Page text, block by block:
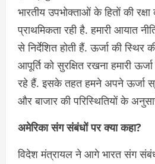
भारतीय उपभोक्ताओं के हितों की रक्षा
प्राथमिकता रही है. हमारी आयात
से निर्देशित होती हैं. ऊर्जा की
आपूर्ति को सुरक्षित रखना हमारी
रहे हैं. इसके तहत हमने अपने ऊर्जा
और बाजार की परिस्थितियों के
अमेरिका संग संबंधों पर क्या कहा?
विदेश मंत्रायल ने आगे भारत संग